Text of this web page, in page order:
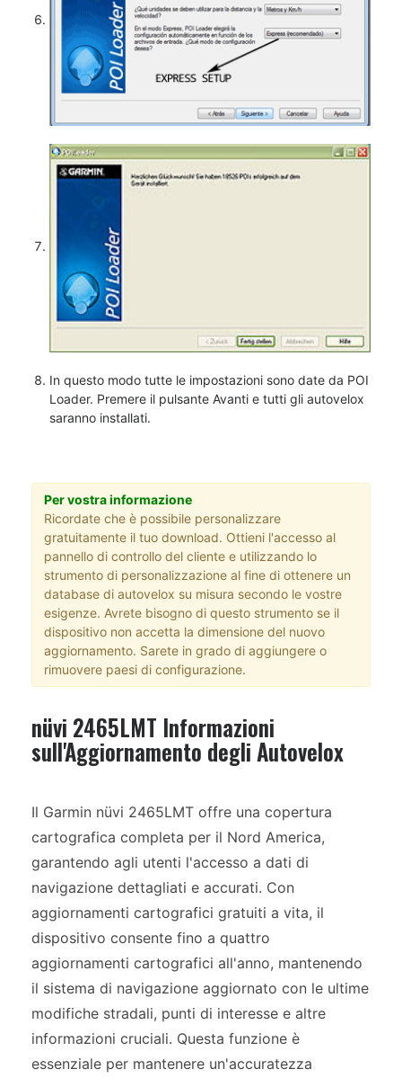
In questo modo tutte le impostazioni sono date da POI
Loader. Premere il pulsante Avanti e tutti gli autovelox
saranno installati.
Per vostra informazione
Ricordate che è possibile personalizzare
gratuitamente il tuo download. Ottieni l'accesso al
pannello di controllo del cliente e utilizzando lo
strumento di personalizzazione al fine di ottenere un
database di autovelox su misura secondo le vostre
esigenze. Avrete bisogno di questo strumento se il
dispositivo non accetta la dimensione del nuovo
aggiornamento. Sarete in grado di aggiungere o
rimuovere paesi di configurazione.
nüvi 2465LMT Informazioni
sull'Aggiornamento degli Autovelox
Il Garmin nüvi 2465LMT offre una copertura
cartografica completa per il Nord America,
garantendo agli utenti l'accesso a dati di
navigazione dettagliati e accurati. Con
aggiornamenti cartografici gratuiti a vita, il
dispositivo consente fino a quattro
aggiornamenti cartografici all'anno, mantenendo
il sistema di navigazione aggiornato con le ultime
modifiche stradali, punti di interesse e altre
informazioni cruciali. Questa funzione è
essenziale per mantenere un'accuratezza